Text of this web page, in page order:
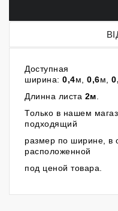
Доступная
ширина: 0,4м, 0,6м,
Длинна листа 2м
Только в нашем
подходящий
размер по ширине, в
расположенной
под ценой товара.